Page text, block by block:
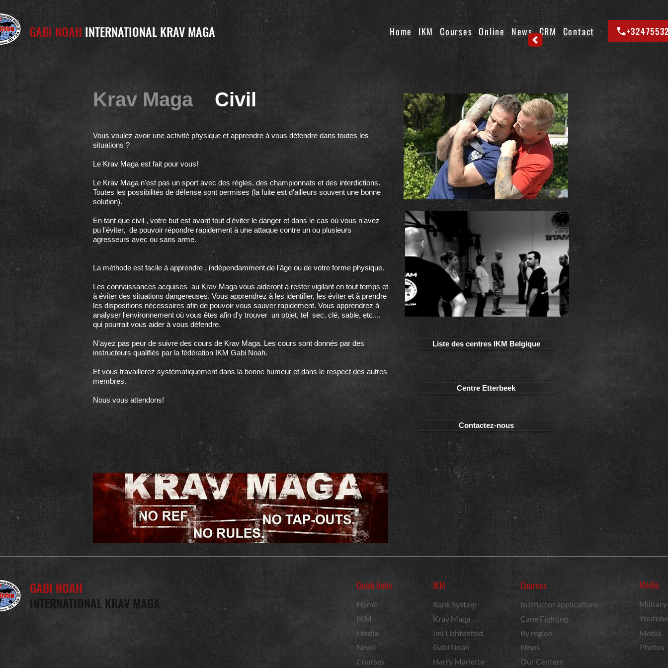
GABI NOAH INTERNATIONAL KRAV MAGA Home IKM Courses Online News CRM Contact
Krav MagaCivil
Vous voulez avoir une activité physique et apprendre à vous défendre dans toutes les
situations ?
Le Krav Maga est fait pour vous!
Le Krav Maga n'est pas un sport avec des règles, des championnats et des interdictions.
Toutes les possibilités de défense sont permises (la fuite est d'ailleurs souvent une bonne
solution).
En tant que civil , votre but est avant tout d'éviter le danger et dans le cas où vous n'avez
pu l'éviter, de pouvoir répondre rapidement à une attaque contre un ou plusieurs
agresseurs avec ou sans arme.
La méthode est facile à apprendre , indépendamment de l'âge ou de votre forme physique.
Les connaissances acquises au Krav Maga vous aideront à rester vigilant en tout temps et
à éviter des situations dangereuses. Vous apprendrez à les identifier, les éviter et à prendre
les dispositions nécessaires afin de pouvoir vous sauver rapidement. Vous apprendrez à
analyser l'environnement où vous êtes afin d'y trouver un objet, tel sec, clé, sable, etc....
qui pourrait vous aider à vous défendre.
N'ayez pas peur de suivre des cours de Krav Maga. Les cours sont donnés par des
instructeurs qualifiés par la fédération IKM Gabi Noah.
Et vous travaillerez systématiquement dans la bonne humeur et dans le respect des autres
membres.
Nous vous attendons!
Liste des centres IKM Belgique
Centre Etterbeek
Contactez-nous
GABI NOAH
INTERNATIONAL KRAV MAGA
Quick links
Home
IKM
Media
News
Courses
IKM
Rank System
Krav Maga
Imi Lichtenfeld
Gabi Noah
Harry Mariette
Courses
Instructor applications
Cane Fighting
By region
News
Our Centers
Media
Youtube
Media
Photos